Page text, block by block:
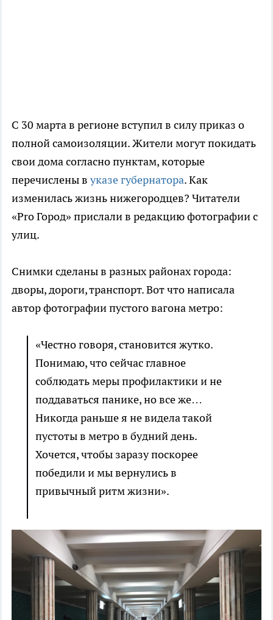
С 30 марта в регионе вступил в силу приказ о
полной самоизоляции. Жители могут покидать
свои дома согласно пунктам, которые
перечислены в указе губернатора. Как
изменилась жизнь нижегородцев? Читатели
«Pro Город» прислали в редакцию фотографии с
улиц.
Снимки сделаны в разных районах города:
дворы, дороги, транспорт. Вот что написала
автор фотографии пустого вагона метро:
«Честно говоря, становится жутко.
Понимаю, что сейчас главное
соблюдать меры профилактики и не
поддаваться панике, но все же…
Никогда раньше я не видела такой
пустоты в метро в будний день.
Хочется, чтобы заразу поскорее
победили и мы вернулись в
привычный ритм жизни».